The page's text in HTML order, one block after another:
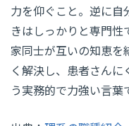
力を仰ぐこと。逆に自
きはしっかりと専門
家同士が互いの知恵
く解決し、患者さん
う実務的で力強い言葉